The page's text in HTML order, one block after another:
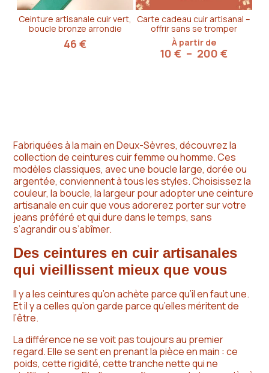
Ceinture artisanale cuir vert,
boucle bronze arrondie
46€
Carte cadeau cuir artisanal –
offrir sans se tromper
À partir de
10€ – 200€Plage
Fabriquées à la main en Deux-Sèvres, découvrez la
collection de ceintures cuir femme ou homme. Ces
modèles classiques, avec une boucle large, dorée ou
argentée, conviennent à tous les styles. Choisissez la
couleur, la boucle, la largeur pour adopter une ceinture
artisanale en cuir que vous adorerez porter sur votre
jeans préféré et qui dure dans le temps, sans
s’agrandir ou s’abîmer.
Des ceintures en cuir artisanales
qui vieillissent mieux que vous
Il y a les ceintures qu’on achète parce qu’il en faut une.
Et il y a celles qu’on garde parce qu’elles méritent de
l’être.
La différence ne se voit pas toujours au premier
regard. Elle se sent en prenant la pièce en main : ce
poids, cette rigidité, cette tranche nette qui ne